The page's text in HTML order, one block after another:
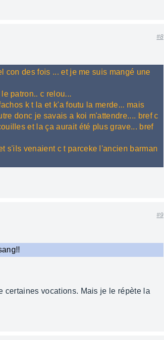
#8
con des fois ... et je me suis mangé une
patron.. c relou...
k t la et k'a foutu la merde... mais
donc je savais a koi m'attendre.... bref c
et la ça aurait été plus grave... bref
s'ils venaient c t parceke l'ancien barman
#9
certaines vocations. Mais je le répète la